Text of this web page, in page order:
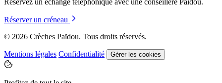
Réserver un créneau
© 2026 Crèches Païdou. Tous droits réservés.
Mentions légales Confidentialité Gérer les cookies